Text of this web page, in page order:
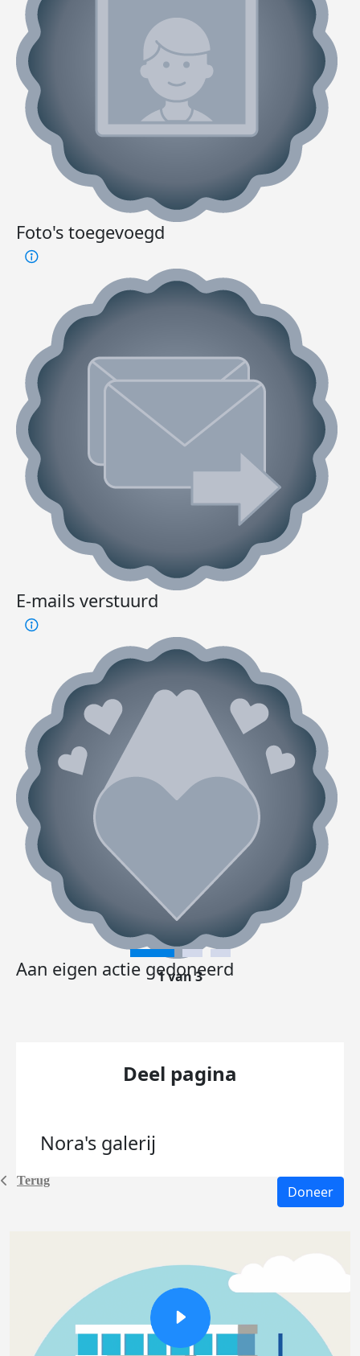
Terug
Foto's toegevoegd
E-mails verstuurd
Aan eigen actie gedoneerd
1 van 3
Deel pagina
Nora's galerij
Doneer